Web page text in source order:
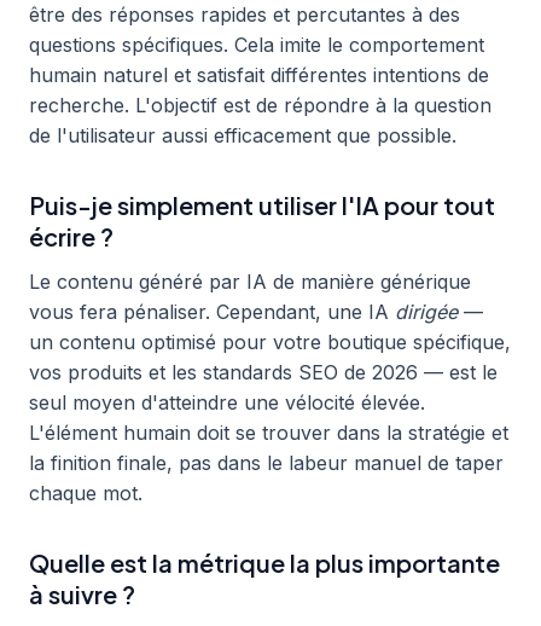
être des réponses rapides et percutantes à des
questions spécifiques. Cela imite le comportement
humain naturel et satisfait différentes intentions de
recherche. L'objectif est de répondre à la question
de l'utilisateur aussi efficacement que possible.
Puis-je simplement utiliser l'IA pour tout
écrire ?
Le contenu généré par IA de manière générique
vous fera pénaliser. Cependant, une IA dirigée—
un contenu optimisé pour votre boutique spécifique,
vos produits et les standards SEO de 2026 — est le
seul moyen d'atteindre une vélocité élevée.
L'élément humain doit se trouver dans la stratégie et
la finition finale, pas dans le labeur manuel de taper
chaque mot.
Quelle est la métrique la plus importante
à suivre ?